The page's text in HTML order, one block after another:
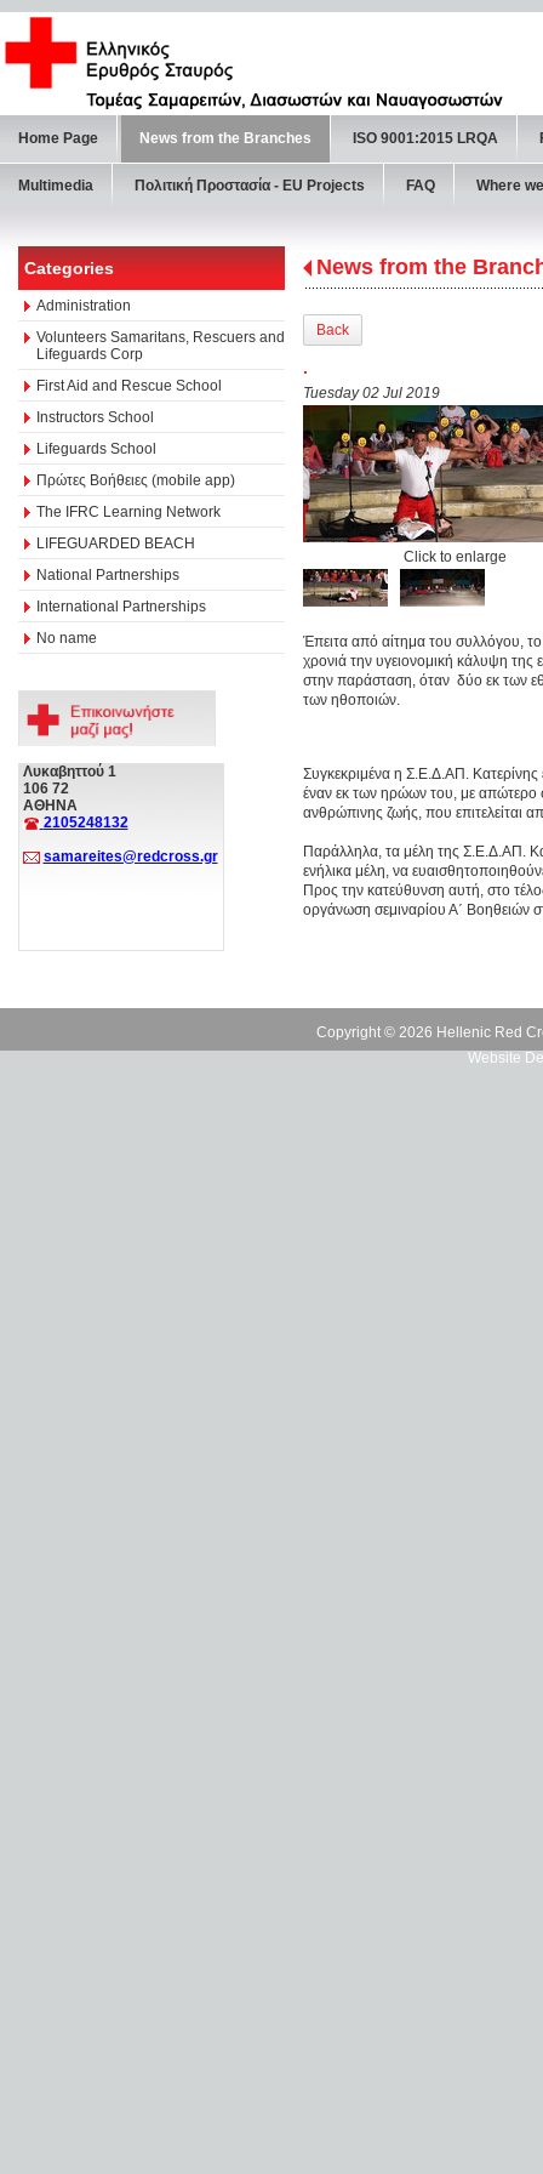
Home Page News from the Branches ISO 9001:2015 LRQA
Multimedia Πολιτική Προστασία - ΕU Projects FAQ Where
Categories
Administration
Volunteers Samaritans, Rescuers and
Lifeguards Corp
First Aid and Rescue School
Instructors School
Lifeguards School
Πρώτες Βοήθειες (mobile app)
The IFRC Learning Network
LIFEGUARDED BEACH
National Partnerships
International Partnerships
No name
Λυκαβηττού 1
106 72
ΑΘΗΝΑ
2105248132
samareites@redcross.gr
News from the
Back
.
Tuesday 02 Jul 2019
Click to enlarge
Έπειτα από αίτημα του συλλόγου,
χρονιά την υγειονομική κάλυψη της
στην παράσταση, όταν δύο εκ των
των ηθοποιών.
Συγκεκριμένα η Σ.Ε.Δ.ΑΠ.
έναν εκ των ηρώων του, με απώτερο
ανθρώπινης ζωής, που επιτελείται
Παράλληλα, τα μέλη της Σ.Ε.Δ.ΑΠ.
ενήλικα μέλη, να
Προς την κατεύθυνση αυτή, στο
οργάνωση σεμιναρίου Α΄ Βοηθειών
Copyright © 2026 Hellenic Red
Website